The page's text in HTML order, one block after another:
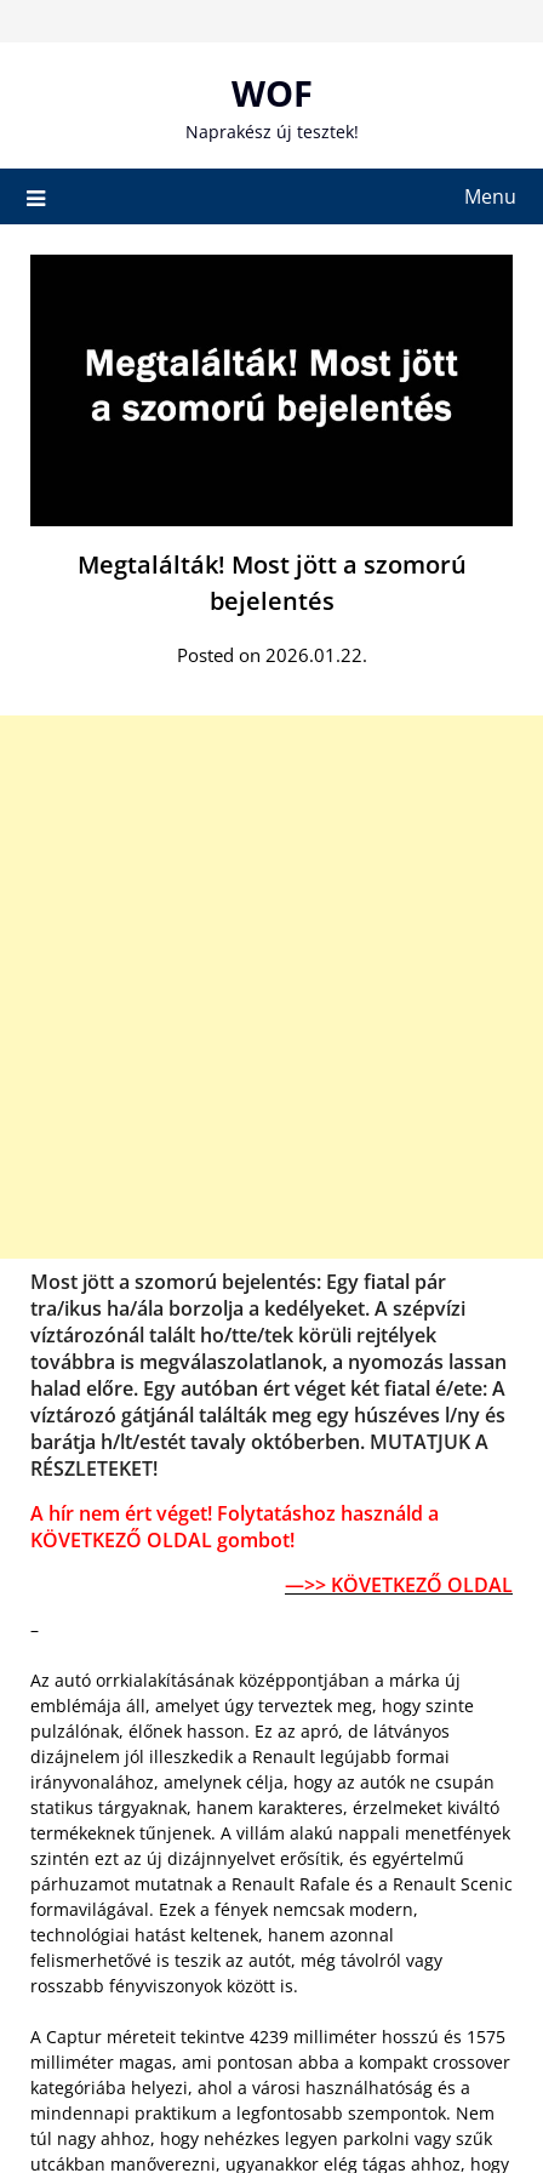
WOF
Naprakész új tesztek!
Menu
Megtalálták! Most jött a szomorú
bejelentés
Posted on 2026.01.22.
Most jött a szomorú bejelentés: Egy fiatal pár
tra/ikus ha/ála borzolja a kedélyeket. A szépvízi
víztározónál talált ho/tte/tek körüli rejtélyek
továbbra is megválaszolatlanok, a nyomozás lassan
halad előre. Egy autóban ért véget két fiatal é/ete: A
víztározó gátjánál találták meg egy húszéves l/ny és
barátja h/lt/estét tavaly októberben. MUTATJUK A
RÉSZLETEKET!
A hír nem ért véget! Folytatáshoz használd a
KÖVETKEZŐ OLDAL gombot!
—>> KÖVETKEZŐ OLDAL
–
Az autó orrkialakításának középpontjában a márka új
emblémája áll, amelyet úgy terveztek meg, hogy szinte
pulzálónak, élőnek hasson. Ez az apró, de látványos
dizájnelem jól illeszkedik a Renault legújabb formai
irányvonalához, amelynek célja, hogy az autók ne csupán
statikus tárgyaknak, hanem karakteres, érzelmeket kiváltó
termékeknek tűnjenek. A villám alakú nappali menetfények
szintén ezt az új dizájnnyelvet erősítik, és egyértelmű
párhuzamot mutatnak a Renault Rafale és a Renault Scenic
formavilágával. Ezek a fények nemcsak modern,
technológiai hatást keltenek, hanem azonnal
felismerhetővé is teszik az autót, még távolról vagy
rosszabb fényviszonyok között is.
A Captur méreteit tekintve 4239 milliméter hosszú és 1575
milliméter magas, ami pontosan abba a kompakt crossover
kategóriába helyezi, ahol a városi használhatóság és a
mindennapi praktikum a legfontosabb szempontok. Nem
túl nagy ahhoz, hogy nehézkes legyen parkolni vagy szűk
utcákban manőverezni, ugyanakkor elég tágas ahhoz, hogy